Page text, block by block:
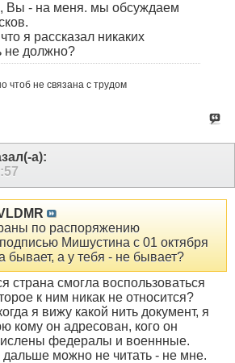
Вы - на меня. мы обсуждаем
я рассказал никаких
не должно?
чтоб не связана с трудом
а):
по распоряжению
Мишустина с 01 октября
бывает, а у тебя - не бывает?
страна смогла воспользоваться
к ним никак не относится?
я вижу какой нить документ, я
кому он адресован, кого он
федералы и военнные.
можно не читать - не мне.